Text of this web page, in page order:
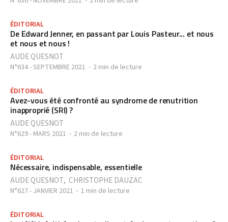
ÉDITORIAL
De Edward Jenner, en passant par Louis Pasteur... et nous
et nous et nous !
AUDE QUESNOT
N°634 - SEPTEMBRE 2021 2 min de lecture
ÉDITORIAL
Avez-vous été confronté au syndrome de renutrition
inapproprié (SRI) ?
AUDE QUESNOT
N°629 - MARS 2021 2 min de lecture
ÉDITORIAL
Nécessaire, indispensable, essentielle
AUDE QUESNOT, CHRISTOPHE DAUZAC
N°627 - JANVIER 2021 1 min de lecture
ÉDITORIAL